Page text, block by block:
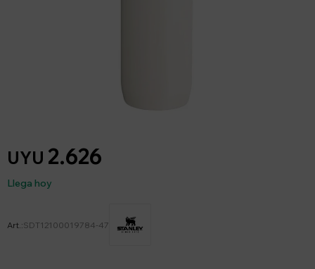
UYU 2.626
Llega hoy
SDT12100019784-47